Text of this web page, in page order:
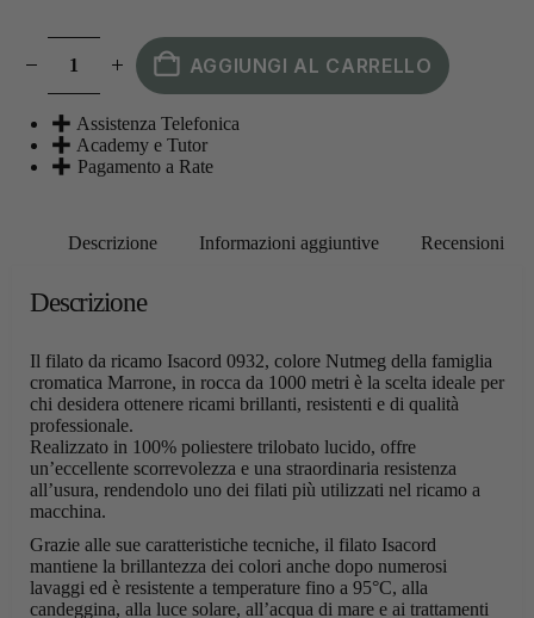
AGGIUNGI AL CARRELLO
Assistenza Telefonica
Academy e Tutor
Pagamento a Rate
Descrizione Informazioni aggiuntive Recensioni
Descrizione
Il filato da ricamo Isacord 0932, colore Nutmeg della famiglia
cromatica Marrone, in rocca da 1000 metri è la scelta ideale per
chi desidera ottenere ricami brillanti, resistenti e di qualità
professionale.
Realizzato in 100% poliestere trilobato lucido, offre
un’eccellente scorrevolezza e una straordinaria resistenza
all’usura, rendendolo uno dei filati più utilizzati nel ricamo a
macchina.
Grazie alle sue caratteristiche tecniche, il filato Isacord
mantiene la brillantezza dei colori anche dopo numerosi
lavaggi ed è resistente a temperature fino a 95°C, alla
candeggina, alla luce solare, all’acqua di mare e ai trattamenti